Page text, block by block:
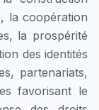
la coopération
la prospérité
des identités
partenariats,
favorisant le